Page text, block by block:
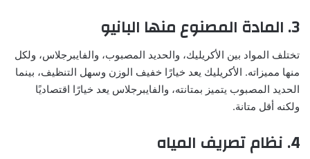
3. المادة المصنوع منها البانيو
تختلف المواد بين الأكريليك، والحديد المصبوب، والفايبرجلاس، ولكل
منها مميزاته. الأكريليك يعد خيارًا خفيف الوزن وسهل التنظيف، بينما
الحديد المصبوب يتميز بمتانته، والفايبرجلاس يعد خيارًا اقتصاديًا
ولكنه أقل متانة.
4. نظام تصريف المياه